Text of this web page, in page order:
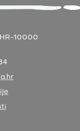
HR-10000